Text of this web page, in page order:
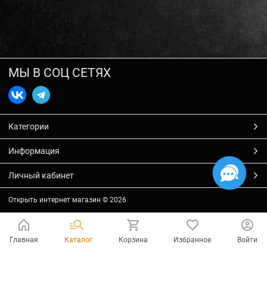
МЫ В СОЦ СЕТЯХ
Категории
Информация
Личный кабинет
Открыть интернет магазин © 2026
Главная Каталог Корзина Избранное Войти